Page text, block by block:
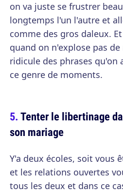
on va juste se frustrer
longtemps l'un l'autre et
comme des gros daleux.
quand on n'explose pas
ridicule des phrases qu'on
ce genre de moments.
Tenter le libertinage
son mariage
Y'a deux écoles, soit vous
et les relations ouvertes
tous les deux et dans ce